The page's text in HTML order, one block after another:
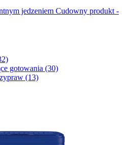
jedzeniem Cudowny produkt -
gotowania (30)
(13)